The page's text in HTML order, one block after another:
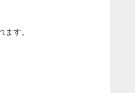
す。